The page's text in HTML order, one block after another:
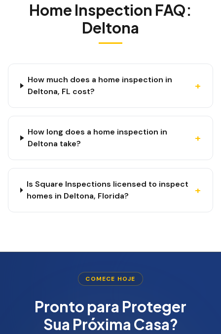
Home Inspection FAQ:
Deltona
How much does a home inspection in
Deltona, FL cost?
+
How long does a home inspection in
Deltona take?
+
Is Square Inspections licensed to inspect
homes in Deltona, Florida?
+
COMECE HOJE
Pronto para Proteger
Sua Próxima Casa?